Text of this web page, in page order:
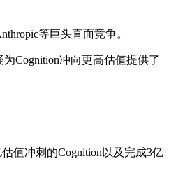
等巨头直面竞争。
Cognition冲向更高估值提供了
值冲刺的Cognition以及完成3亿